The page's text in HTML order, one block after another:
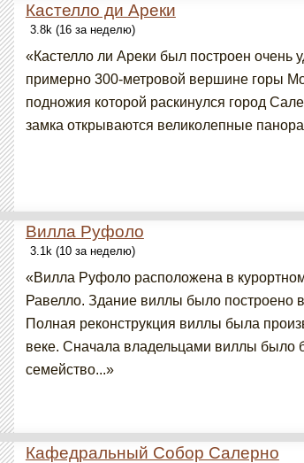
Кастелло ди Ареки
3.8k (16 за неделю)
«Кастелло ли Ареки был построен очень
примерно 300-метровой вершине горы
подножия которой раскинулся город
замка открываются великолепные
Вилла Руфоло
3.1k (10 за неделю)
«Вилла Руфоло расположена в
Равелло. Здание виллы было построено
Полная реконструкция виллы была
веке. Сначала владельцами виллы было
семейство...»
Кафедральный Собор Салерно